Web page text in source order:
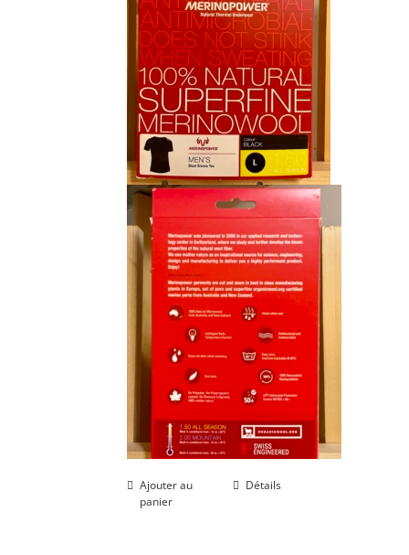
Ajouter au
panier
Détails